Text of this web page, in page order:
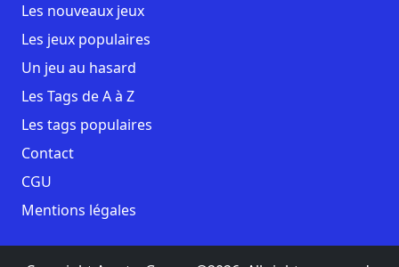
Les nouveaux jeux
Les jeux populaires
Un jeu au hasard
Les Tags de A à Z
Les tags populaires
Contact
CGU
Mentions légales